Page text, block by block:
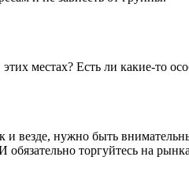
местах? Есть ли какие-то
и везде, нужно быть
торгуйтесь на